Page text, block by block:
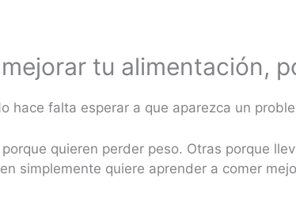
tu alimentación,
hace falta esperar a que aparezca un
quieren perder peso. Otras porque
simplemente quiere aprender a comer